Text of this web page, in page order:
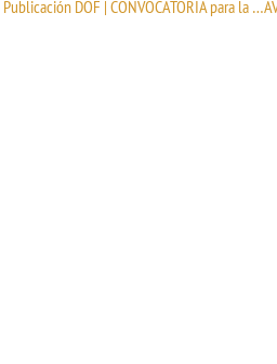
Atento Recordatorio Publicación DOF | CONVOCATORIA para la Revisión del Contrato Ley de Pasamanería